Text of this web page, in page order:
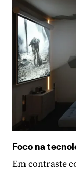
Foco na
Em contraste